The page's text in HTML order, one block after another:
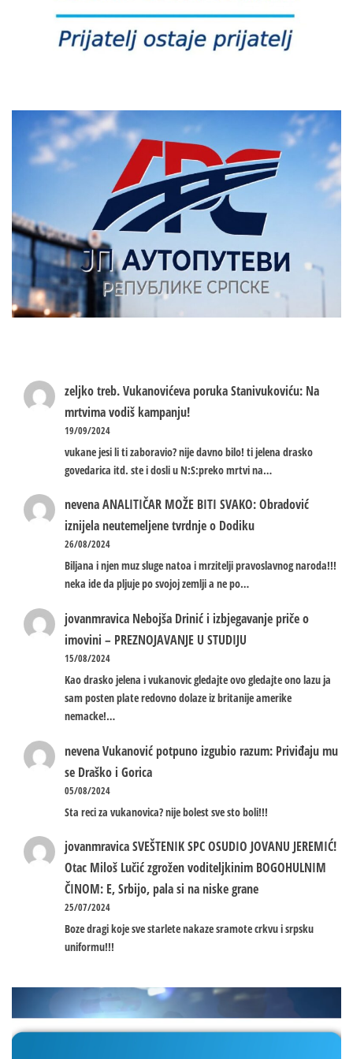
zeljko treb.Vukanovićeva poruka Stanivukoviću: Na
mrtvima vodiš kampanju!
19/09/2024
vukane jesi li ti zaboravio? nije davno bilo! ti jelena drasko
govedarica itd. ste i dosli u N:S:preko mrtvi na…
nevenaANALITIČAR MOŽE BITI SVAKO: Obradović
iznijela neutemeljene tvrdnje o Dodiku
26/08/2024
Biljana i njen muz sluge natoa i mrzitelji pravoslavnog naroda!!!
neka ide da pljuje po svojoj zemlji a ne po…
jovanmravica Nebojša Drinić i izbjegavanje priče o
imovini – PREZNOJAVANJE U STUDIJU
15/08/2024
Kao drasko jelena i vukanovic gledajte ovo gledajte ono lazu ja
sam posten plate redovno dolaze iz britanije amerike
nemacke!…
nevenaVukanović potpuno izgubio razum: Priviđaju mu
se Draško i Gorica
05/08/2024
Sta reci za vukanovica? nije bolest sve sto boli!!!
jovanmravicaSVEŠTENIK SPC OSUDIO JOVANU JEREMIĆ!
Otac Miloš Lučić zgrožen voditeljkinim BOGOHULNIM
ČINOM: E, Srbijo, pala si na niske grane
25/07/2024
Boze dragi koje sve starlete nakaze sramote crkvu i srpsku
uniformu!!!